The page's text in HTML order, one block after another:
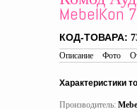
MebelKon
КОД-ТОВАРА:
Описание Фото
Характеристики
Производитель: